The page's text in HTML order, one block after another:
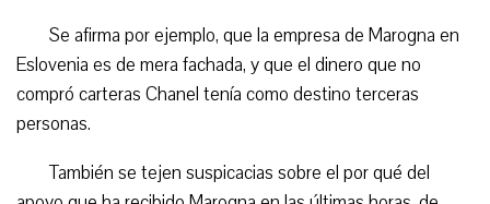
Se afirma por ejemplo, que la empresa de Marogna en
Eslovenia es de mera fachada, y que el dinero que no
compró carteras Chanel tenía como destino terceras
personas.
También se tejen suspicacias sobre el por qué del